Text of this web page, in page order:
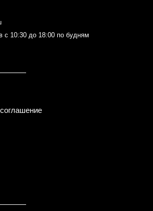
с 10:30 до 18:00 по будням